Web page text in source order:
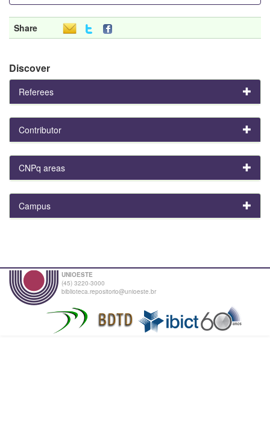
Share
Discover
Referees
Contributor
CNPq areas
Campus
UNIOESTE
(45) 3220-3000
biblioteca.repositorio@unioeste.br